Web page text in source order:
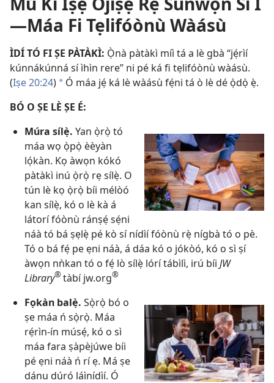
—Máa Fi Tẹlifóònù Wàásù
ÌDÍ TÓ FI ṢE PÀTÀKÌ: Ọ̀nà pàtàkì míì tá a lè gbà “jẹ́rìí
kúnnákúnná sí ìhìn rere” ni pé ká fi tẹlifóònù wàásù.
(Iṣe 20:24) * Ó máa jẹ́ ká lè wàásù fẹ́ni tá ò lè dé ọ̀dọ̀ ẹ̀.
BÓ O ṢE LÈ ṢE É:
Múra sílẹ̀. Yan ọ̀rọ̀ tó
máa wọ ọ̀pọ̀ èèyàn
lọ́kàn. Kọ àwọn kókó
pàtàkì inú ọ̀rọ̀ rẹ sílẹ̀. O
tún lè kọ ọ̀rọ̀ bíi mélòó
kan sílẹ̀, kó o lè kà á
látorí fóònù ránṣẹ́ sẹ́ni
náà tó bá ṣẹlẹ̀ pé kò sí nídìí fóònù rẹ̀ nígbà tó o pè.
Tó o bá fẹ́ pe ẹni náà, á dáa kó o jókòó, kó o sì ṣí
àwọn nǹkan tó o fẹ́ lò sílẹ̀ lórí tábìlì, irú bíi JW
Library®tàbí jw.org®
Fọkàn balẹ̀. Sọ̀rọ̀ bó o
ṣe máa ń sọ̀rọ̀. Máa
rẹ́rìn-ín músẹ́, kó o sì
máa fara ṣàpèjúwe bíi
pé ẹni náà ń rí ẹ. Má ṣe
dánu dúró láìnídìí. Ó